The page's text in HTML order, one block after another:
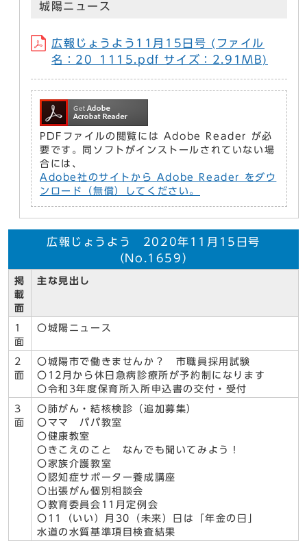
城陽ニュース
広報じょうよう11月15日号 (ファイル
名：20_1115.pdf サイズ：2.91MB)
PDFファイルの閲覧には Adobe Reader が必
要です。同ソフトがインストールされていない場
合には、
Adobe社のサイトから Adobe Reader をダウ
ンロード（無償）してください。
広報じょうよう 2020年11月15日号
（No.1659）
掲
載
面
主な見出し
1
面
〇城陽ニュース
2
面
〇城陽市で働きませんか？ 市職員採用試験
〇12月から休日急病診療所が予約制になります
〇令和3年度保育所入所申込書の交付・受付
3
面
〇肺がん・結核検診（追加募集）
〇ママ パパ教室
〇健康教室
〇きこえのこと なんでも聞いてみよう！
〇家族介護教室
〇認知症サポーター養成講座
〇出張がん個別相談会
〇教育委員会11月定例会
〇11（いい）月30（未来）日は「年金の日」
水道の水質基準項目検査結果